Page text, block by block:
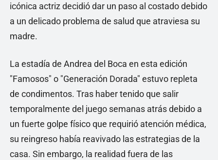
icónica actriz decidió dar un paso al costado debido
a un delicado problema de salud que atraviesa su
madre.
La estadía de Andrea del Boca en esta edición
"Famosos" o "Generación Dorada" estuvo repleta
de condimentos. Tras haber tenido que salir
temporalmente del juego semanas atrás debido a
un fuerte golpe físico que requirió atención médica,
su reingreso había reavivado las estrategias de la
casa. Sin embargo, la realidad fuera de las